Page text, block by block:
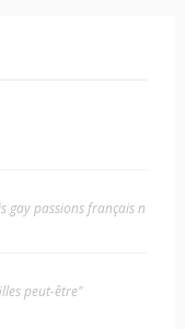
gay passions français n
peut-être"